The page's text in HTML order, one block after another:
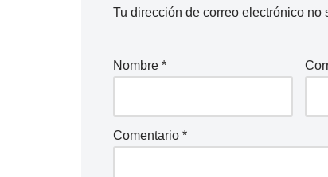
Tu dirección de correo electrónico no
Nombre *
Comentario *